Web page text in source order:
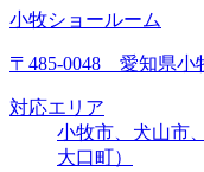
小牧ショールーム
〒485-0048 愛知県小
対応エリア
小牧市、犬山市
大口町）